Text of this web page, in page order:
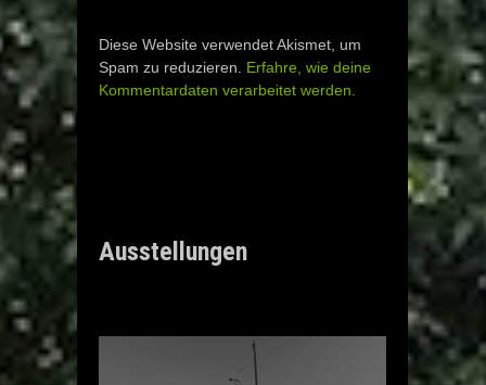
Diese Website verwendet Akismet, um
Spam zu reduzieren. Erfahre, wie deine
Kommentardaten verarbeitet werden.
Ausstellungen